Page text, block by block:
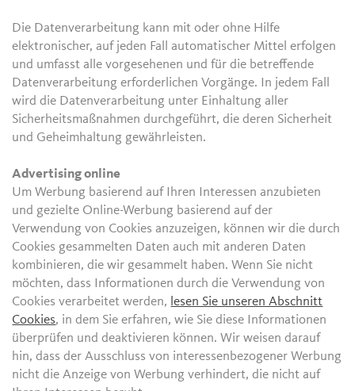
Die Datenverarbeitung kann mit oder ohne Hilfe
elektronischer, auf jeden Fall automatischer Mittel erfolgen
und umfasst alle vorgesehenen und für die betreffende
Datenverarbeitung erforderlichen Vorgänge. In jedem Fall
wird die Datenverarbeitung unter Einhaltung aller
Sicherheitsmaßnahmen durchgeführt, die deren Sicherheit
und Geheimhaltung gewährleisten.
Advertising online
Um Werbung basierend auf Ihren Interessen anzubieten
und gezielte Online-Werbung basierend auf der
Verwendung von Cookies anzuzeigen, können wir die durch
Cookies gesammelten Daten auch mit anderen Daten
kombinieren, die wir gesammelt haben. Wenn Sie nicht
möchten, dass Informationen durch die Verwendung von
Cookies verarbeitet werden, lesen Sie unseren Abschnitt
Cookies, in dem Sie erfahren, wie Sie diese Informationen
überprüfen und deaktivieren können. Wir weisen darauf
hin, dass der Ausschluss von interessenbezogener Werbung
nicht die Anzeige von Werbung verhindert, die nicht auf